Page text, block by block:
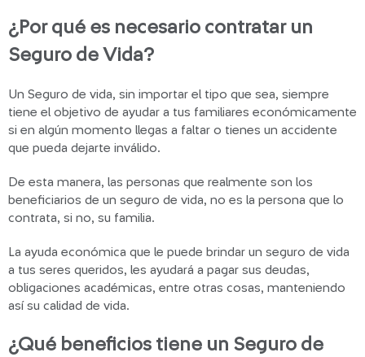
¿Por qué es necesario contratar un
Seguro de Vida?
Un Seguro de vida, sin importar el tipo que sea, siempre
tiene el objetivo de ayudar a tus familiares económicamente
si en algún momento llegas a faltar o tienes un accidente
que pueda dejarte inválido.
De esta manera, las personas que realmente son los
beneficiarios de un seguro de vida, no es la persona que lo
contrata, si no, su familia.
La ayuda económica que le puede brindar un seguro de vida
a tus seres queridos, les ayudará a pagar sus deudas,
obligaciones académicas, entre otras cosas, manteniendo
así su calidad de vida.
¿Qué beneficios tiene un Seguro de